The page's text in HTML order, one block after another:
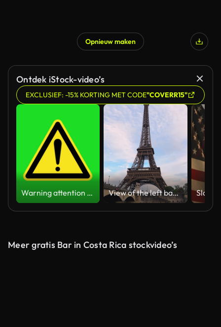
Gegenereerd door AI
Opnieuw maken
Ontdek iStock-video’s
EXCLUSIEF: -15% KORTING MET CODE"COVERR15"
Warning attention yellow hazard message street sign 4k green screen caution animation View of the left bank of the Seine River, the Eiffel Tower, boats sailing on the river, the Quai Jacques-Chirac embankment and Pont d'Iena, Jena Bridge spanning the River Seine of Paris, France.
Meer gratis Bar in Costa Rica stockvideo’s